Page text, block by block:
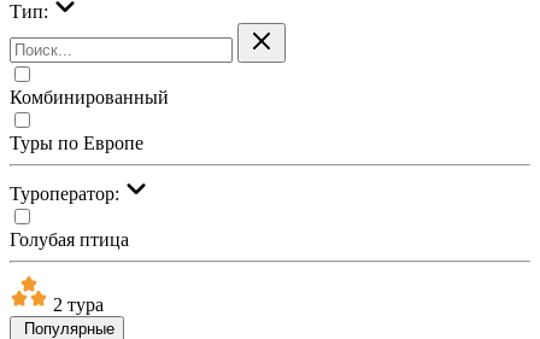
Тип:
Комбинированный
Туры по Европе
Туроператор:
Голубая птица
2 тура
Популярные